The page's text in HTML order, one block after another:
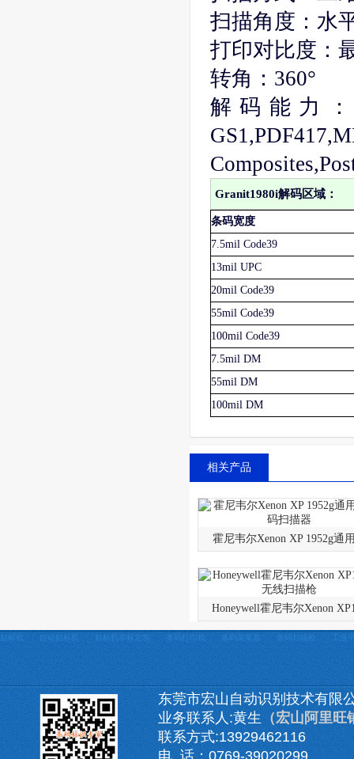
扫描角度：水
打印对比度：
转角：360°
解码能力
Granit1980i解码区域：
条码宽度
7.5mil Code39
13mil UPC
20mil Code39
55mil Code39
100mil Code39
7.5mil DM
55mil DM
100mil DM
相关产品
霍尼韦尔Xenon XP 1952g通
Honeywell霍尼韦尔Xenon
贴标机 自动贴标机 贴标机非标定制 条码打印机 条码采集器 条码扫描枪 工业
东莞市宏山自动识别技术有限
业务联系人:黄生 （宏山阿里旺
联系方式:13929462116
电 话：0769-39020299